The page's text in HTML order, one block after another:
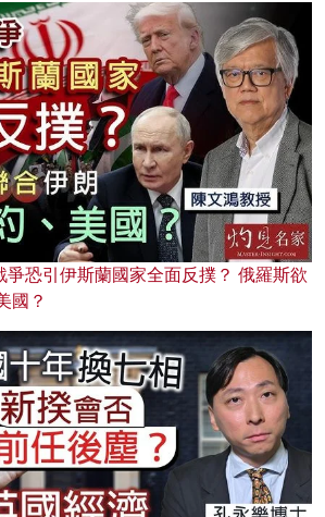
爭恐引伊斯蘭國家全面反撲？ 俄羅斯欲
國？